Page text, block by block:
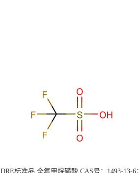
DRE标准品 全氟甲烷磺酸 CAS号：1493-13-6；